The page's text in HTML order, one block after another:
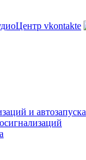
и автозапуска